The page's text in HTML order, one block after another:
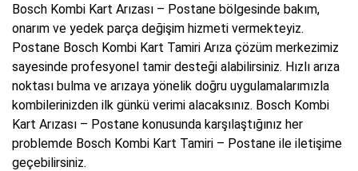
Bosch Kombi Kart Arızası – Postane bölgesinde bakım,
onarım ve yedek parça değişim hizmeti vermekteyiz.
Postane Bosch Kombi Kart Tamiri Arıza çözüm merkezimiz
sayesinde profesyonel tamir desteği alabilirsiniz. Hızlı arıza
noktası bulma ve arızaya yönelik doğru uygulamalarımızla
kombilerinizden ilk günkü verimi alacaksınız. Bosch Kombi
Kart Arızası – Postane konusunda karşılaştığınız her
problemde Bosch Kombi Kart Tamiri – Postane ile iletişime
geçebilirsiniz.